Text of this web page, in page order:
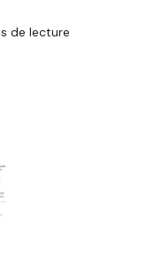
de lecture